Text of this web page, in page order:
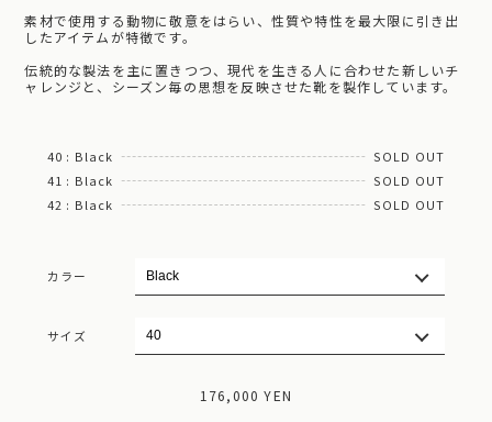
素材で使用する動物に敬意をはらい、性質や特性を最大限に引き出
したアイテムが特徴です。
伝統的な製法を主に置きつつ、現代を生きる人に合わせた新しいチ
ャレンジと、シーズン毎の思想を反映させた靴を製作しています。
40 : Black
SOLD OUT
41 : Black
SOLD OUT
42 : Black
SOLD OUT
カラー
サイズ
176,000 YEN